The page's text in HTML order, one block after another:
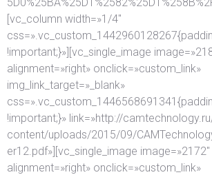
[vc_column width=»1/4″
!important;}»][vc_single_image
alignment=»right» onclick=»custom_link»
img_link_target=»_blank»
!important;}» link=»http://
content/uploads/2015/09/
er12.pdf»][vc_single_image
alignment=»right» onclick=»custom_link»